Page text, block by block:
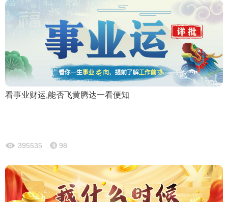
看事业财运,能否飞黄腾达一看便知
395535 98